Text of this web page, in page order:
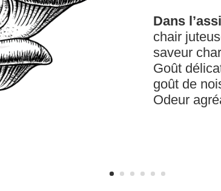
Dans
chair
saveur
Goût
goût de
Odeur